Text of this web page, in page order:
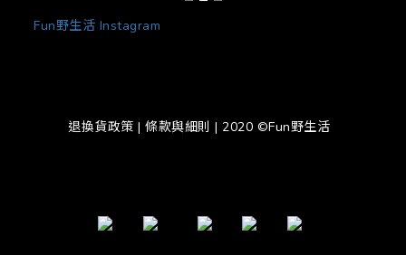
Fun野生活 Instagram
退換貨政策 | 條款與細則 | 2020 ©Fun野生活